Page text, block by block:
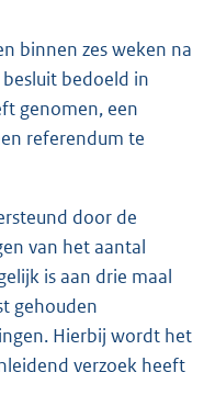
binnen zes weken na
bedoeld in
genomen, een
referendum te
door de
van het aantal
is aan drie maal
gehouden
Hierbij wordt het
verzoek heeft